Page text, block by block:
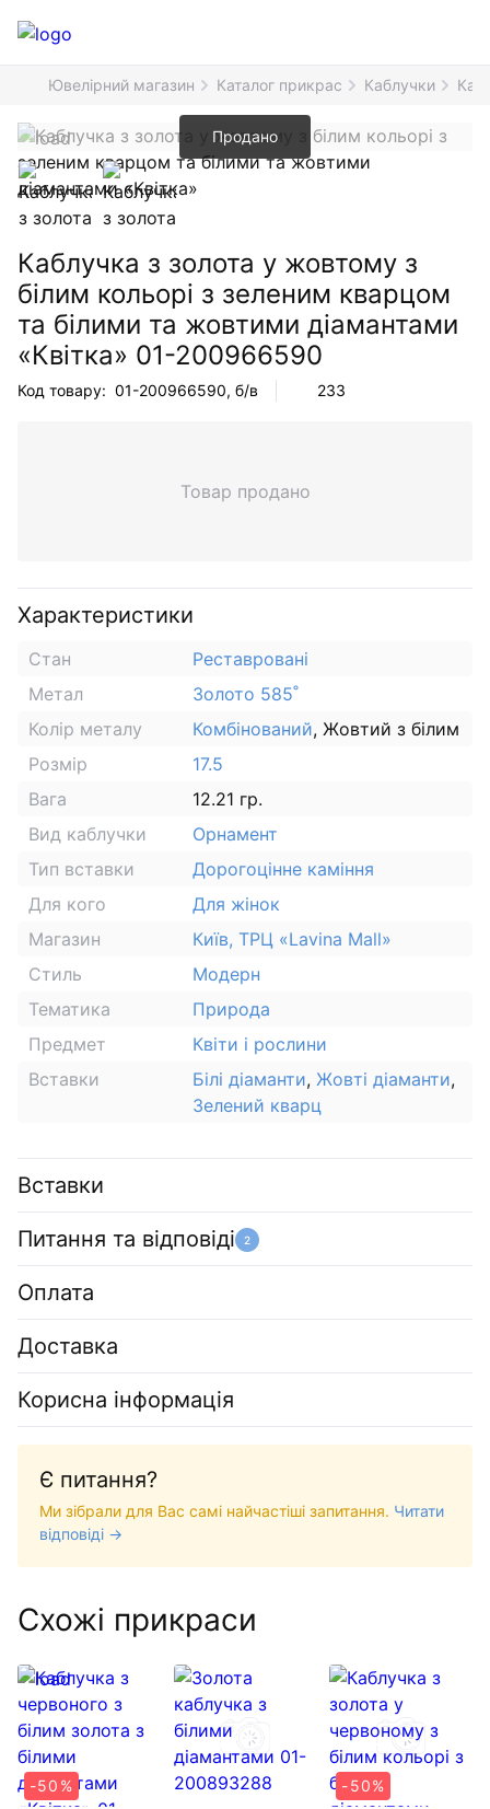
Ювелірний магазин Каталог прикрас Каблучки
Продано
Каблучка з золота у жовтому з
білим кольорі з зеленим кварцом
та білими та жовтими діамантами
«Квітка» 01-200966590
Код товару: 01-200966590, б/в 233
Товар продано
Характеристики
Стан
Реставровані
Метал
Золото 585˚
Колір металу
Комбінований, Жовтий з білим
Розмір
17.5
Вага
12.21 гр.
Вид каблучки
Орнамент
Тип вставки
Дорогоцінне каміння
Для кого
Для жінок
Магазин
Київ, ТРЦ «Lavina Mall»
Стиль
Модерн
Тематика
Природа
Предмет
Квіти і рослини
Вставки
Білі діаманти, Жовті діаманти,
Зелений кварц
Вставки
Питання та відповіді 2
Оплата
Доставка
Корисна інформація
Є питання?
Ми зібрали для Вас самі найчастіші запитання. Читати
відповіді →
Схожі прикраси
-50%
-50%